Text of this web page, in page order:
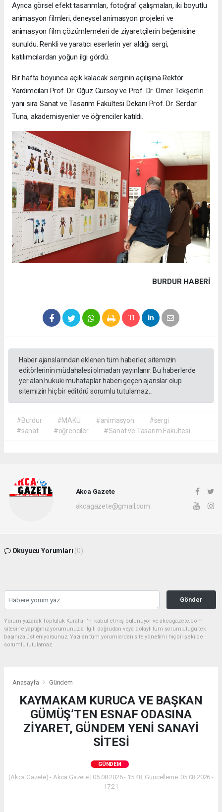
Ayrıca görsel efekt tasarımları, fotoğraf çalışmaları, iki boyutlu
animasyon filmleri, deneysel animasyon projeleri ve
animasyon film çözümlemeleri de ziyaretçilerin beğenisine
sunuldu. Renkli ve yaratıcı eserlerin yer aldığı sergi,
katılımcılardan yoğun ilgi gördü.
Bir hafta boyunca açık kalacak serginin açılışına Rektör
Yardımcıları Prof. Dr. Oğuz Gürsoy ve Prof. Dr. Ömer Tekşen’in
yanı sıra Sanat ve Tasarım Fakültesi Dekanı Prof. Dr. Serdar
Tuna, akademisyenler ve öğrenciler katıldı.
BURDUR HABERİ
Haber ajanslarından eklenen tüm haberler, sitemizin
editörlerinin müdahalesi olmadan yayınlanır. Bu haberlerde
yer alan hukuki muhataplar haberi geçen ajanslar olup
sitemizin hiç bir editörü sorumlu tutulamaz...
#Burdur #MAKÜ #animasyon
#sergi
#sanat
#öğrenciler #Sanat ve Tasarım Fakültesi
Akca Gazete
akcagazete@gmail.com
Okuyucu Yorumları (0)
Gönder
Yorum yazarak Topluluk Kuralları’nı kabul etmiş bulunuyor ve akcagazete.com
sitesine yaptığınız yorumunuzla ilgili doğrudan veya dolaylı tüm sorumluluğu tek
başınıza üstleniyorsunuz. Yazılan tüm yorumlardan site yönetimi hiçbir şekilde
sorumlu tutulamaz.
Anasayfa Gündem
KAYMAKAM KURUCA VE BAŞKAN
GÜMÜŞ’TEN ESNAF ODASINA
ZİYARET, GÜNDEM YENİ SANAYİ
SİTESİ
GÜNDEM
(Akca Gazete) - Akca Gazete | 05.08.2026 - 15:48, Güncelleme: 05.08.2026 -
17:21